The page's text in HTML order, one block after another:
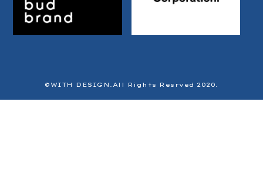
©️WITH DESIGN.All Rights Resrved 2020.